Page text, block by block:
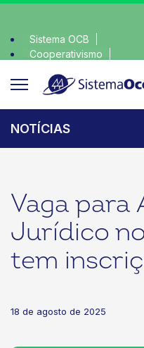
Sistema OCB
Cooperativismo
NOTÍCIAS
Vaga para
Jurídico
tem
18 de agosto de 2025